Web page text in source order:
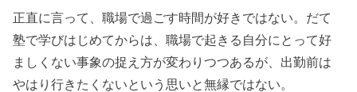
正直に言って、職場で過ごす時間が好きではない。だて
塾で学びはじめてからは、職場で起きる自分にとって好
ましくない事象の捉え方が変わりつつあるが、出勤前は
やはり行きたくないという思いと無縁ではない。